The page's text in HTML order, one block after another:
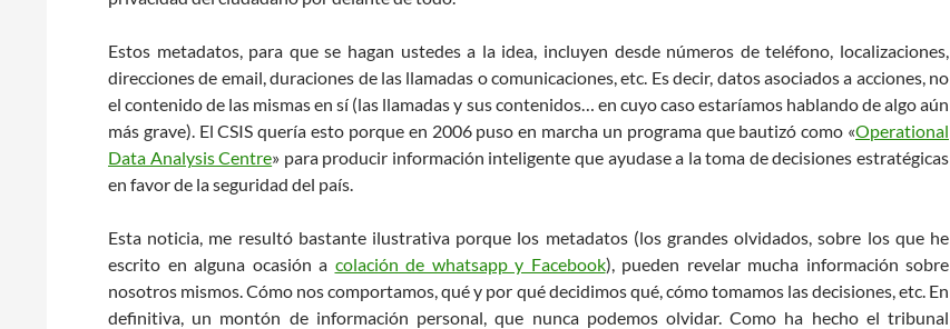
Estos metadatos, para que se hagan ustedes a la idea, incluyen desde números de teléfono, localizaciones,
direcciones de email, duraciones de las llamadas o comunicaciones, etc. Es decir, datos asociados a acciones, no
el contenido de las mismas en sí (las llamadas y sus contenidos… en cuyo caso estaríamos hablando de algo aún
más grave). El CSIS quería esto porque en 2006 puso en marcha un programa que bautizó como «Operational
Data Analysis Centre» para producir información inteligente que ayudase a la toma de decisiones estratégicas
en favor de la seguridad del país.
Esta noticia, me resultó bastante ilustrativa porque los metadatos (los grandes olvidados, sobre los que he
escrito en alguna ocasión a colación de whatsapp y Facebook), pueden revelar mucha información sobre
nosotros mismos. Cómo nos comportamos, qué y por qué decidimos qué, cómo tomamos las decisiones, etc. En
definitiva, un montón de información personal, que nunca podemos olvidar. Como ha hecho el tribunal